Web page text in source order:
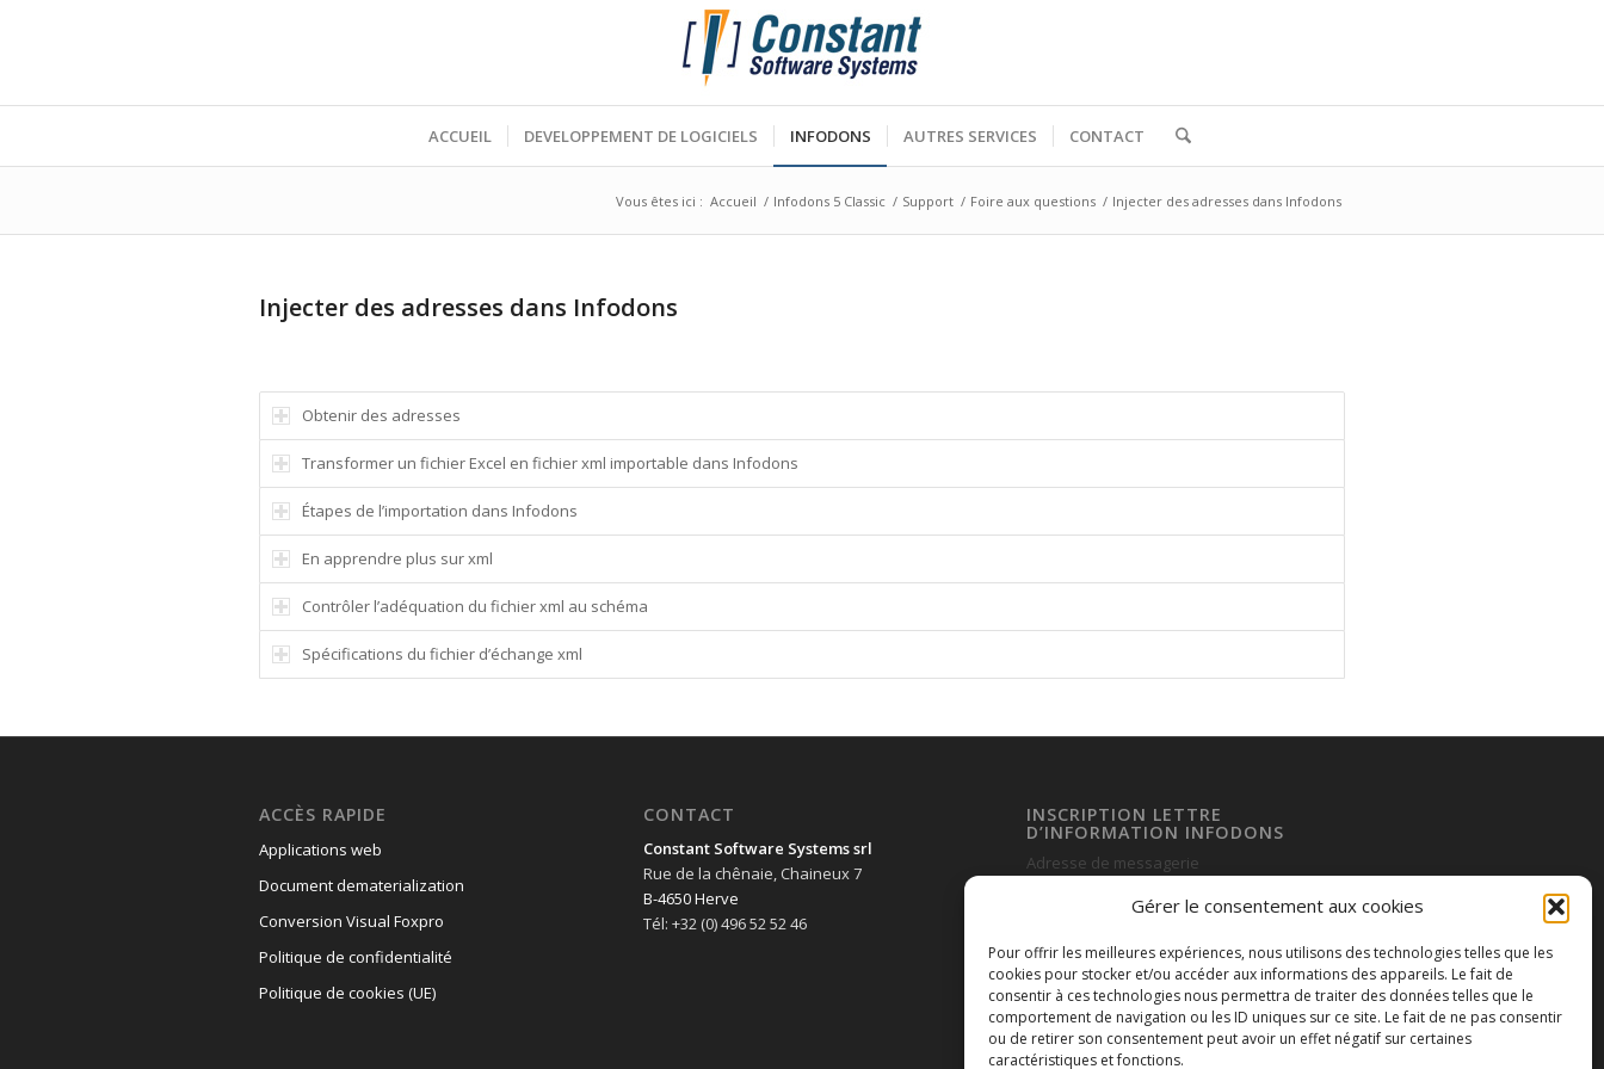
Gérer le consentement aux cookies
Pour offrir les meilleures expériences, nous utilisons des technologies telles que les
cookies pour stocker et/ou accéder aux informations des appareils. Le fait de
consentir à ces technologies nous permettra de traiter des données telles que le
comportement de navigation ou les ID uniques sur ce site. Le fait de ne pas consentir
ou de retirer son consentement peut avoir un effet négatif sur certaines
caractéristiques et fonctions.
ACCUEIL DEVELOPPEMENT DE LOGICIELS INFODONS AUTRES SERVICES CONTACT
Vous êtes ici : Accueil / Infodons 5 Classic / Support / Foire aux questions / Injecter des adresses dans Infodons
Injecter des adresses dans Infodons
Obtenir des adresses
Transformer un fichier Excel en fichier xml importable dans Infodons
Étapes de l’importation dans Infodons
En apprendre plus sur xml
Contrôler l’adéquation du fichier xml au schéma
Spécifications du fichier d’échange xml
ACCÈS RAPIDE
Applications web
Document dematerialization
Conversion Visual Foxpro
Politique de confidentialité
Politique de cookies (UE)
CONTACT
Constant Software Systems srl
Rue de la chênaie, Chaineux 7
B-4650 Herve
Tél: +32 (0) 496 52 52 46
INSCRIPTION LETTRE
D’INFORMATION INFODONS
Adresse de messagerie
Envoyer